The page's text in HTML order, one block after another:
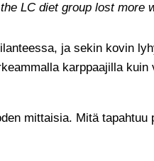
LC diet group lost more
ja sekin kovin
karppaajilla
mittaisia. Mitä